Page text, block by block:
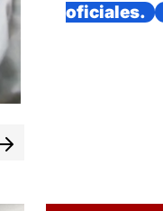
oficiales.